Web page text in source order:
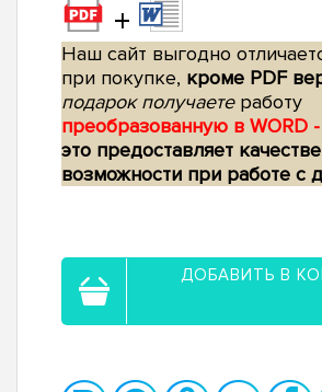
+
Наш сайт выгодно
при покупке, кроме PDF
подарок получаетеработу
преобразованную в WORD
это предоставляет
возможности при работе с
ДОБАВИТЬ В